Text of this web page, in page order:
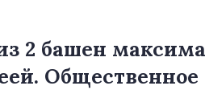
2 башен
Общественное